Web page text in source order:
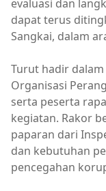
evaluasi dan
dapat terus
Sangkai, dalam
Turut hadir
Organisasi
serta peserta
kegiatan. Rakor
paparan dari
dan kebutuhan
pencegahan